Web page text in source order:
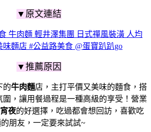
▼原文連結
牛肉麵 輕井澤集團 日式禪風裝潢 人均
味麵店 #公益路美食 @蛋寶趴趴go
▼推薦原因
的牛肉麵店，主打平價又美味的麵食， 搭
， 讓用餐過程是一種高級的享受！ 營業
宵夜的好選擇， 吃過都會想回訪， 喜歡吃
朋友，一定要來試試~